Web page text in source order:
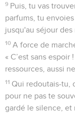
9 Puis, tu vas
parfums, tu
jusqu'au séjour des
10 A force de
« C’est sans
ressources, aussi
11 Qui redoutais-tu,
pour ne pas te
gardé le silence, et